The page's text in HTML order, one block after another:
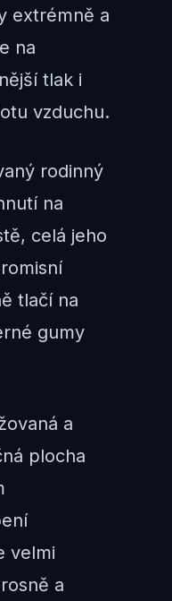
extrémně a
na
tlak i
vzduchu.
rodinný
na
celá jeho
tlačí na
gumy
a
plocha
velmi
a